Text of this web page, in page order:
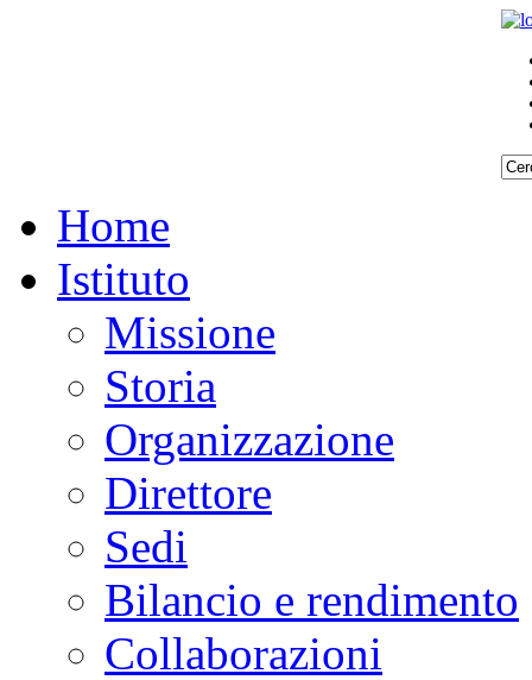
Home
Istituto
Missione
Storia
Organizzazione
Direttore
Sedi
Bilancio e rendimento
Collaborazioni